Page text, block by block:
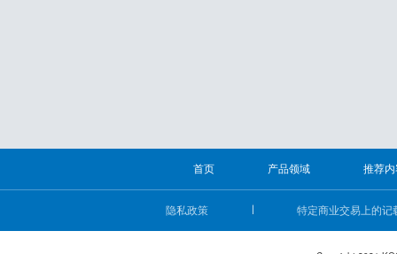
首页 产品领域 推荐
隐私政策 特定商业交易上的记